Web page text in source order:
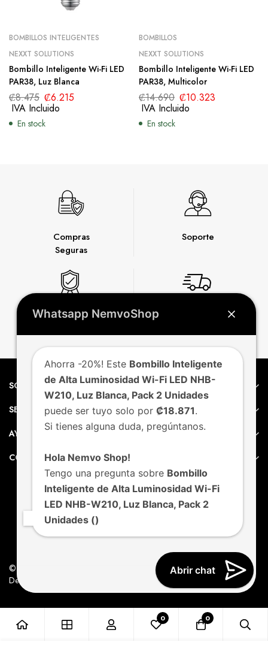
BOMBILLOS INTELIGENTES
NEXXT SOLUTIONS
Bombillo Inteligente Wi-Fi LED
PAR38, Luz Blanca
₡8.475 ₡6.215
IVA Incluido
En stock
BOMBILLOS
NEXXT SOLUTIONS
Bombillo Inteligente Wi-Fi LED
PAR38, Multicolor
₡14.690 ₡10.323
IVA Incluido
En stock
Garantía
Compras
Seguras
Soporte
SOBRE NEMVO
SERVICIO AL CLIENTE
AYUDA
CONTACTO
© Nemvo. Todos los derechos Reservados.
Design by Nemvo Agency
0 0
Whatsapp NemvoShop
Ahorra -20%! Este Bombillo Inteligente
de Alta Luminosidad Wi-Fi LED NHB-
W210, Luz Blanca, Pack 2 Unidades
puede ser tuyo solo por ₡18.871.
Si tienes alguna duda, pregúntanos.
Hola Nemvo Shop!
Tengo una pregunta sobre Bombillo
Inteligente de Alta Luminosidad Wi-Fi
LED NHB-W210, Luz Blanca, Pack 2
Unidades ()
Abrir chat